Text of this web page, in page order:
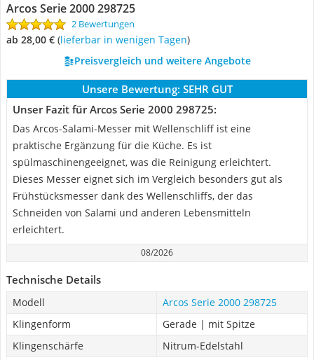
Arcos Serie 2000 298725
2 Bewertungen
ab 28,00 € ( Lieferbar in wenigen Tagen)
Preisvergleich und weitere Angebote
Unsere Bewertung: SEHR GUT
Unser Fazit für Arcos Serie 2000 298725:
Das Arcos-Salami-Messer mit Wellenschliff ist eine
praktische Ergänzung für die Küche. Es ist
spülmaschinengeeignet, was die Reinigung erleichtert.
Dieses Messer eignet sich im Vergleich besonders gut als
Frühstücksmesser dank des Wellenschliffs, der das
Schneiden von Salami und anderen Lebensmitteln
erleichtert.
08/2026
Technische Details
Modell
Arcos Serie 2000 298725
Klingenform
Gerade | mit Spitze
Klingenschärfe
Nitrum-Edelstahl